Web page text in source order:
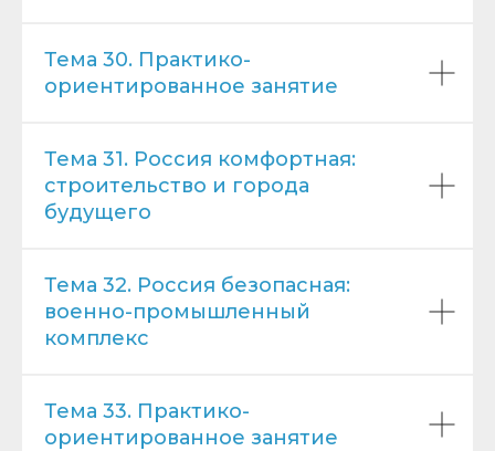
Тема 30. Практико-
ориентированное занятие
Тема 31. Россия комфортная:
строительство и города
будущего
Тема 32. Россия безопасная:
военно-промышленный
комплекс
Тема 33. Практико-
ориентированное занятие